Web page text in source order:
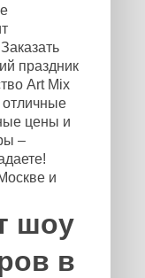
праздник
Art Mix
цены и
–
и
шоу
в